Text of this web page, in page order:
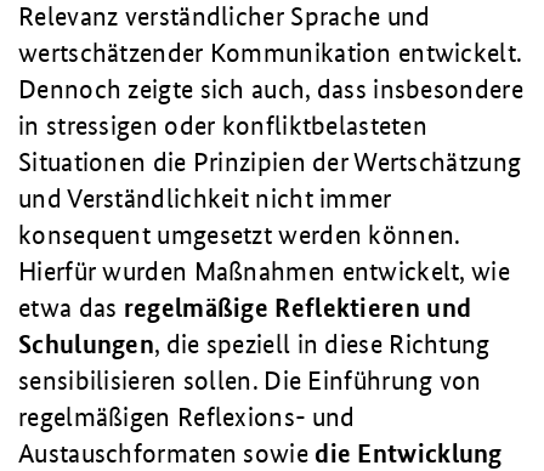
Relevanz verständlicher Sprache und
wertschätzender Kommunikation entwickelt.
Dennoch zeigte sich auch, dass insbesondere
in stressigen oder konfliktbelasteten
Situationen die Prinzipien der Wertschätzung
und Verständlichkeit nicht immer
konsequent umgesetzt werden können.
Hierfür wurden Maßnahmen entwickelt, wie
etwa das regelmäßige Reflektieren und
Schulungen, die speziell in diese Richtung
sensibilisieren sollen. Die Einführung von
regelmäßigen Reflexions- und
Austauschformaten sowie die Entwicklung